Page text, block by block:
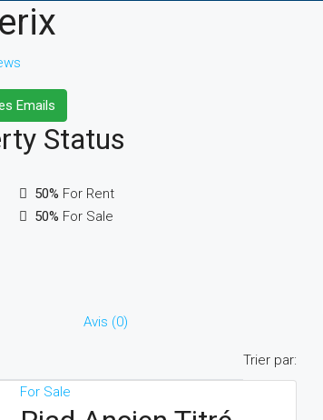
Emails
Status
50% For Rent
50% For Sale
Avis (0)
Trier par:
For Sale